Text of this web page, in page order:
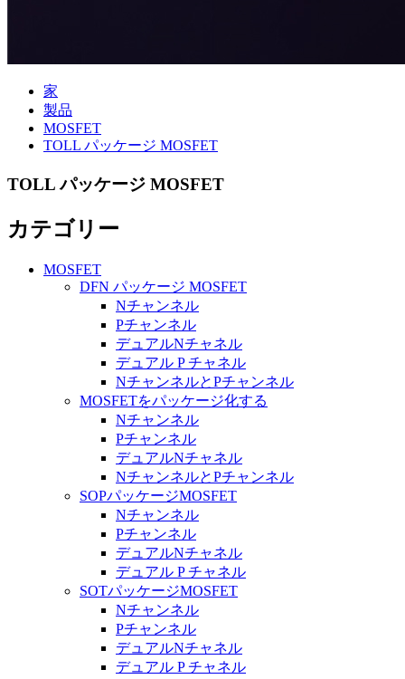
家
製品
MOSFET
TOLL パッケージ MOSFET
TOLL パッケージ MOSFET
カテゴリー
MOSFET
DFN パッケージ MOSFET
Nチャンネル
Pチャンネル
デュアルNチャネル
デュアル P チャネル
NチャンネルとPチャンネル
MOSFETをパッケージ化する
Nチャンネル
Pチャンネル
デュアルNチャネル
NチャンネルとPチャンネル
SOPパッケージMOSFET
Nチャンネル
Pチャンネル
デュアルNチャネル
デュアル P チャネル
SOTパッケージMOSFET
Nチャンネル
Pチャンネル
デュアルNチャネル
デュアル P チャネル